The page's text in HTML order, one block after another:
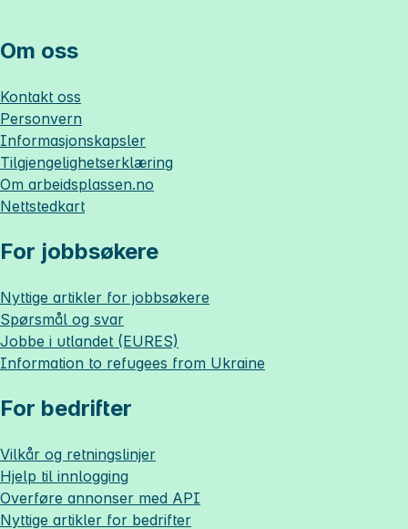
Om oss
Kontakt oss
Personvern
Informasjonskapsler
Tilgjengelighetserklæring
Om arbeidsplassen.no
Nettstedkart
For jobbsøkere
Nyttige artikler for jobbsøkere
Spørsmål og svar
Jobbe i utlandet (EURES)
Information to refugees from Ukraine
For bedrifter
Vilkår og retningslinjer
Hjelp til innlogging
Overføre annonser med API
Nyttige artikler for bedrifter